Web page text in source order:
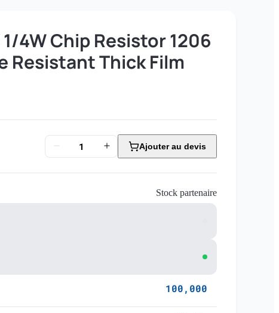
4W Chip Resistor 1206
Resistant Thick Film
Ajouter au devis
Stock partenaire
100,000